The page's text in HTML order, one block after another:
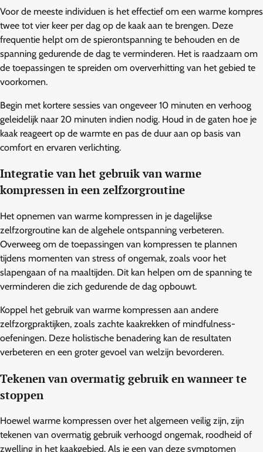
Voor de meeste individuen is het effectief om een warme kompres
twee tot vier keer per dag op de kaak aan te brengen. Deze
frequentie helpt om de spierontspanning te behouden en de
spanning gedurende de dag te verminderen. Het is raadzaam om
de toepassingen te spreiden om oververhitting van het gebied te
voorkomen.
Begin met kortere sessies van ongeveer 10 minuten en verhoog
geleidelijk naar 20 minuten indien nodig. Houd in de gaten hoe je
kaak reageert op de warmte en pas de duur aan op basis van
comfort en ervaren verlichting.
Integratie van het gebruik van warme
kompressen in een zelfzorgroutine
Het opnemen van warme kompressen in je dagelijkse
zelfzorgroutine kan de algehele ontspanning verbeteren.
Overweeg om de toepassingen van kompressen te plannen
tijdens momenten van stress of ongemak, zoals voor het
slapengaan of na maaltijden. Dit kan helpen om de spanning te
verminderen die zich gedurende de dag opbouwt.
Koppel het gebruik van warme kompressen aan andere
zelfzorgpraktijken, zoals zachte kaakrekken of mindfulness-
oefeningen. Deze holistische benadering kan de resultaten
verbeteren en een groter gevoel van welzijn bevorderen.
Tekenen van overmatig gebruik en wanneer te
stoppen
Hoewel warme kompressen over het algemeen veilig zijn, zijn
tekenen van overmatig gebruik verhoogd ongemak, roodheid of
zwelling in het kaakgebied. Als je een van deze symptomen